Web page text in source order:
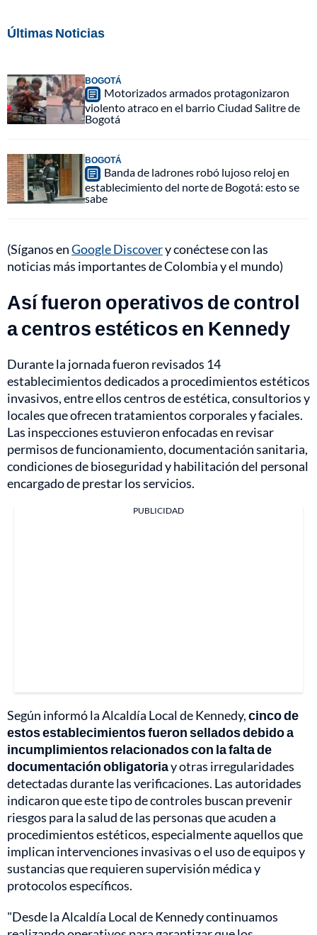
Últimas Noticias
BOGOTÁ
Motorizados armados protagonizaron
violento atraco en el barrio Ciudad Salitre de
Bogotá
BOGOTÁ
Banda de ladrones robó lujoso reloj en
establecimiento del norte de Bogotá: esto se
sabe
(Síganos enGoogle Discovery conéctese con las
noticias más importantes de Colombia y el mundo)
Así fueron operativos de control
a centros estéticos en Kennedy
Durante la jornada fueron revisados 14
establecimientos dedicados a procedimientos estéticos
invasivos, entre ellos centros de estética, consultorios y
locales que ofrecen tratamientos corporales y faciales.
Las inspecciones estuvieron enfocadas en revisar
permisos de funcionamiento, documentación sanitaria,
condiciones de bioseguridad y habilitación del personal
encargado de prestar los servicios.
PUBLICIDAD
Según informó la Alcaldía Local de Kennedy,cinco de
estos establecimientos fueron sellados debido a
incumplimientos relacionados con la falta de
documentación obligatoriay otras irregularidades
detectadas durante las verificaciones. Las autoridades
indicaron que este tipo de controles buscan prevenir
riesgos para la salud de las personas que acuden a
procedimientos estéticos, especialmente aquellos que
implican intervenciones invasivas o el uso de equipos y
sustancias que requieren supervisión médica y
protocolos específicos.
"Desde la Alcaldía Local de Kennedy continuamos